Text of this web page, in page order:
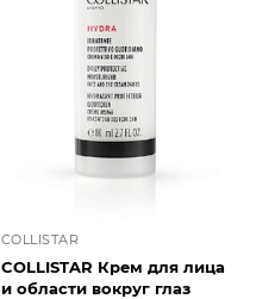
COLLISTAR
COLLISTAR Крем для лица
и области вокруг глаз